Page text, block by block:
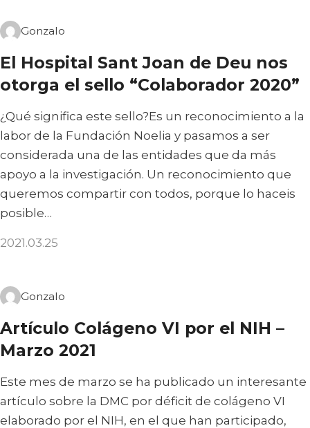
Gonzalo
El Hospital Sant Joan de Deu nos
otorga el sello “Colaborador 2020”
¿Qué significa este sello?Es un reconocimiento a la
labor de la Fundación Noelia y pasamos a ser
considerada una de las entidades que da más
apoyo a la investigación. Un reconocimiento que
queremos compartir con todos, porque lo haceis
posible…
2021.03.25
Gonzalo
Artículo Colágeno VI por el NIH –
Marzo 2021
Este mes de marzo se ha publicado un interesante
artículo sobre la DMC por déficit de colágeno VI
elaborado por el NIH, en el que han participado,